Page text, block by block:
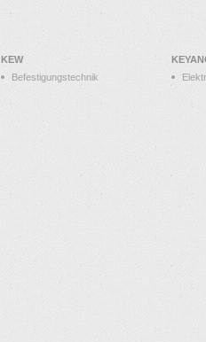
KEW
Befestigungstechnik